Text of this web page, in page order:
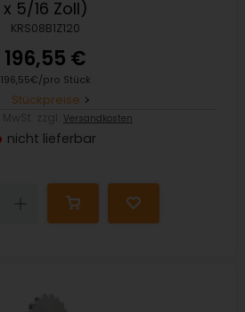
x 5/16 Zoll)
KRS08B1Z120
196,55 €
196,55€/pro Stück
Stückpreise
Versandkosten
nicht lieferbar